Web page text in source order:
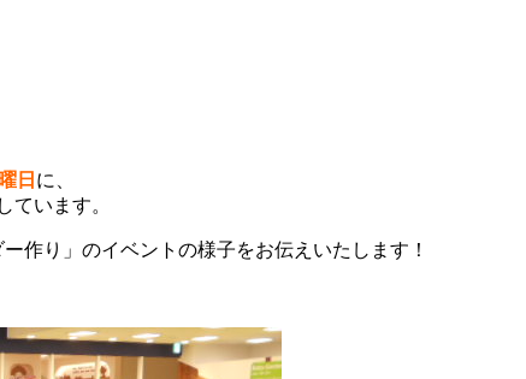
日 に、
ています。
作り」のイベントの様子をお伝えいたします！